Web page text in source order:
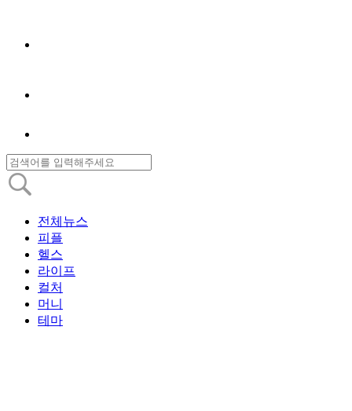
전체뉴스
피플
헬스
라이프
컬처
머니
테마